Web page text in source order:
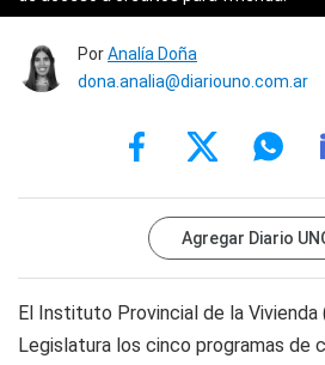
PorAnalía Doña
dona.analia@diariouno.com.ar
Agregar Diario
El Instituto Provincial de la Vivienda
Legislatura los cinco programas de